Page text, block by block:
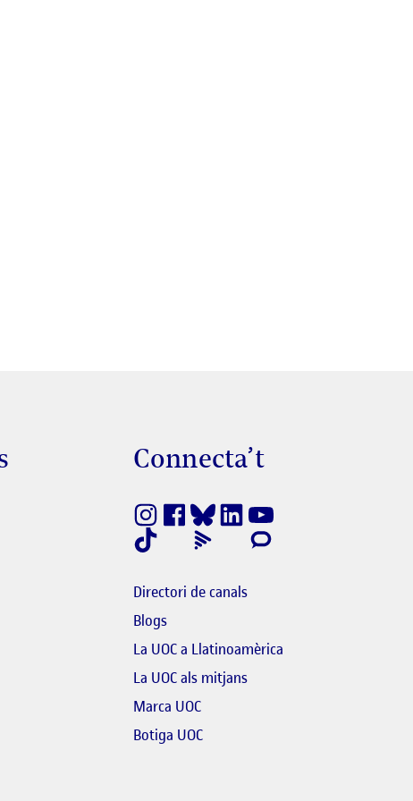
s'obre en finestra nova
El link s'obre en finestra nova
en finestra nova
El link s'obre en finestra nova
Connecta’t
Directori de canals
Blogs
La UOC a Llatinoamèrica
La UOC als mitjansEl link s'obre en finestra
Marca UOC
Botiga UOCEl link s'obre en finestra nova